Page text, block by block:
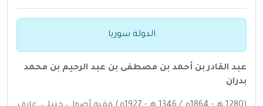
الدولة سوريا
عبد القادر بن أحمد بن مصطفى بن عبد الرحيم بن محمد
بدران